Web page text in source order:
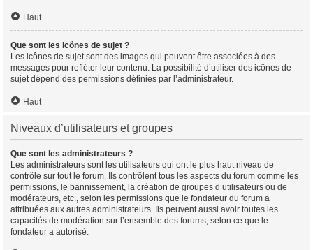
Haut
Que sont les icônes de sujet ?
Les icônes de sujet sont des images qui peuvent être associées à des
messages pour refléter leur contenu. La possibilité d’utiliser des icônes de
sujet dépend des permissions définies par l’administrateur.
Haut
Niveaux d’utilisateurs et groupes
Que sont les administrateurs ?
Les administrateurs sont les utilisateurs qui ont le plus haut niveau de
contrôle sur tout le forum. Ils contrôlent tous les aspects du forum comme les
permissions, le bannissement, la création de groupes d’utilisateurs ou de
modérateurs, etc., selon les permissions que le fondateur du forum a
attribuées aux autres administrateurs. Ils peuvent aussi avoir toutes les
capacités de modération sur l’ensemble des forums, selon ce que le
fondateur a autorisé.